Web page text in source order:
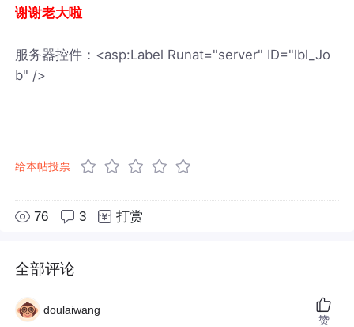
谢谢老大啦
服务器控件：<asp:Label Runat="server" ID="lbl_Jo
b" />
给本帖投票
76 3 打赏
全部评论
doulaiwang
赞